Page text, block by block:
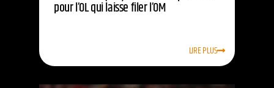
pour l’OL qui laisse filer l’OM
LIRE PLUS